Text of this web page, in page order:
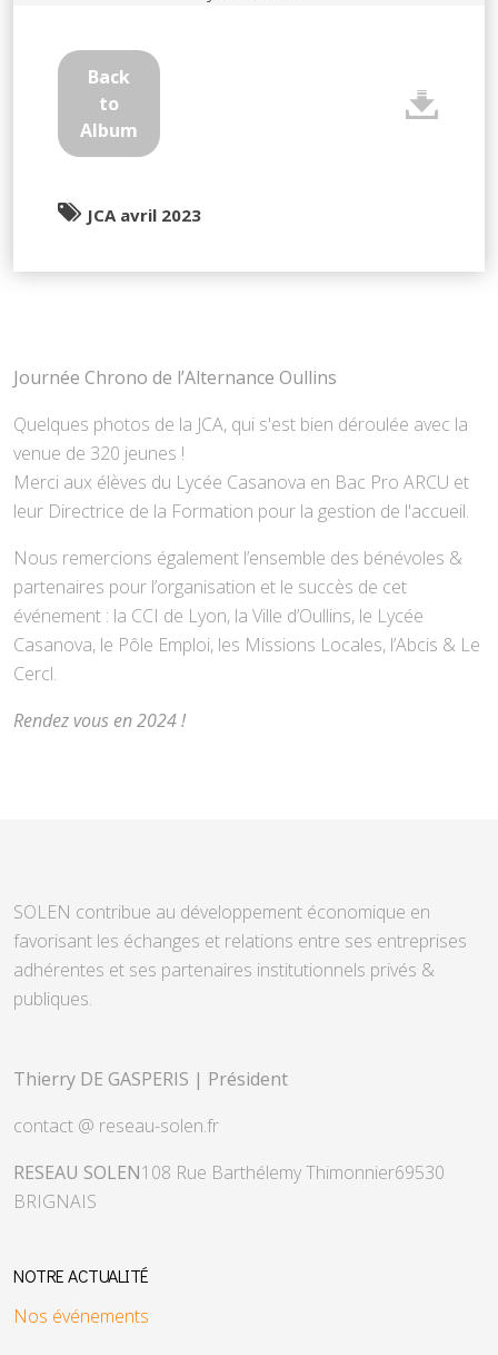
Back
to
Album
JCA avril 2023
Journée Chrono de l’Alternance Oullins
Quelques photos de la JCA, qui s'est bien déroulée avec la
venue de 320 jeunes !
Merci aux élèves du Lycée Casanova en Bac Pro ARCU et
leur Directrice de la Formation pour la gestion de l'accueil.
Nous remercions également l’ensemble des bénévoles &
partenaires pour l’organisation et le succès de cet
événement : la CCI de Lyon, la Ville d’Oullins, le Lycée
Casanova, le Pôle Emploi, les Missions Locales, l’Abcis & Le
Cercl.
Rendez vous en 2024 !
SOLEN contribue au développement économique en
favorisant les échanges et relations entre ses entreprises
adhérentes et ses partenaires institutionnels privés &
publiques.
Thierry DE GASPERIS | Président
contact @ reseau-solen.fr
RESEAU SOLEN108 Rue Barthélemy Thimonnier69530
BRIGNAIS
NOTRE ACTUALITÉ
Nos événements